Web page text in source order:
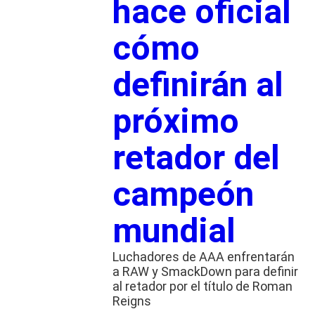
hace oficial
cómo
definirán al
próximo
retador del
campeón
mundial
Luchadores de AAA enfrentarán
a RAW y SmackDown para definir
al retador por el título de Roman
Reigns